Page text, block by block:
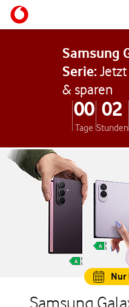
Samsung
Serie:Jetzt
& sparen
00
Tage
02
Stunden
Nur
Samsung